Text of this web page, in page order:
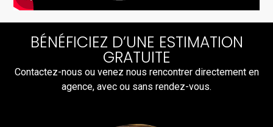
BÉNÉFICIEZ D’UNE ESTIMATION
GRATUITE
Contactez-nous ou venez nous rencontrer directement en
agence, avec ou sans rendez-vous.